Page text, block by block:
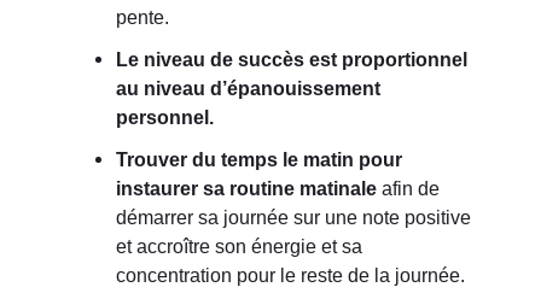
pente.
Le niveau de succès est proportionnel
au niveau d’épanouissement
personnel.
Trouver du temps le matin pour
instaurer sa routine matinale afin de
démarrer sa journée sur une note positive
et accroître son énergie et sa
concentration pour le reste de la journée.